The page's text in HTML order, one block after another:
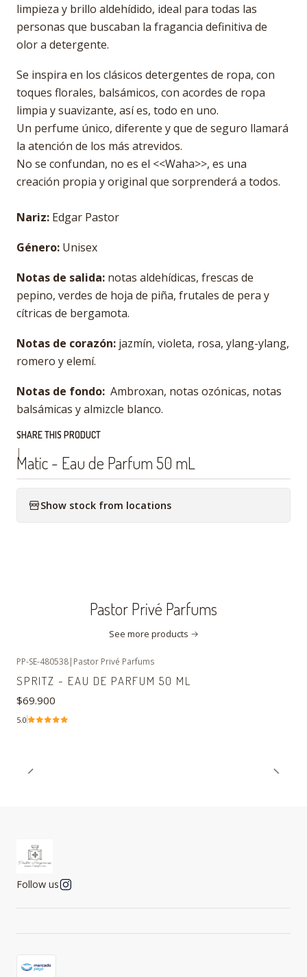
limpieza y brillo aldehídido, ideal para todas las
personas que buscaban la fragancia definitiva de
olor a detergente.
Se inspira en los clásicos detergentes de ropa, con
toques florales, balsámicos, con acordes de ropa
limpia y suavizante, así es, todo en uno.
Un perfume único, diferente y que de seguro llamará
la atención de los más atrevidos.
No se confundan, no es el <<Waha>>, es una
creación propia y original que sorprenderá a todos.
Nariz: Edgar Pastor
Género: Unisex
Notas de salida: notas aldehídicas, frescas de
pepino, verdes de hoja de piña, frutales de pera y
cítricas de bergamota.
Notas de corazón: jazmín, violeta, rosa, ylang-ylang,
romero y elemí.
Notas de fondo: Ambroxan, notas ozónicas, notas
balsámicas y almizcle blanco.
SHARE THIS PRODUCT
|
Matic - Eau de Parfum 50 mL
Show stock from locations
Pastor Privé Parfums
See more products
PP-SE-480538 Pastor Privé Parfums
SPRITZ - EAU DE PARFUM 50 ML
$69.900
5.0
Follow us